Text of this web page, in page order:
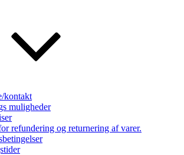
kontakt
muligheder
refundering og returnering af varer.